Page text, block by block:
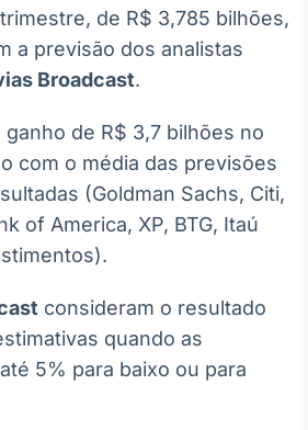
energia elétrica
no Brasil
White Label
Plataforma para
conteúdos
personalizados
OTC
Plataforma para
negociação de
ativos
de R$ 3,785 bilhões,
a previsão dos analistas
Broadcast.
de R$ 3,7 bilhões no
com o média das previsões
(Goldman Sachs, Citi,
of America, XP, BTG, Itaú
consideram o resultado
quando as
5% para baixo ou para